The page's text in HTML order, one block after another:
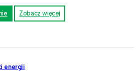
Zobacz więcej
energii